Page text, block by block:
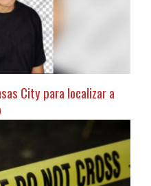
City para localizar a